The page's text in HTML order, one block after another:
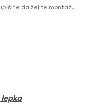
da želite montažu.